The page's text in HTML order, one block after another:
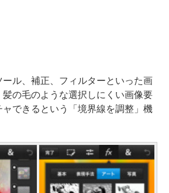
ル、補正、フィルターといった画
の毛のような選択しにくい画像要
できるという「境界線を調整」機